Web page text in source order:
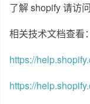
了解 shopify 请访
相关技术文档查看：
https://
https://